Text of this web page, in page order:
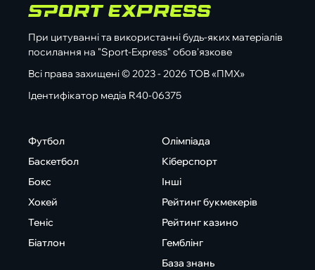
При цитуванні та використанні будь-яких матеріалів
посилання на "Sport-Express" обов'язкове
Всі права захищені © 2023 - 2026 ТОВ «ПМХ»
Ідентифікатор медіа R40-06375
Футбол
Баскетбол
Бокс
Хокей
Теніс
Біатлон
Олімпіада
Кіберспорт
Інші
Рейтинг букмекерів
Рейтинг казино
Гемблінг
База знань